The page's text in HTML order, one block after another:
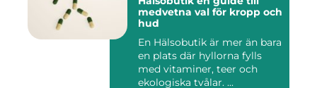
medvetna val för kropp och
hud
En Hälsobutik är mer än bara
en plats där hyllorna fylls
med vitaminer, teer och
ekologiska tvålar. ...